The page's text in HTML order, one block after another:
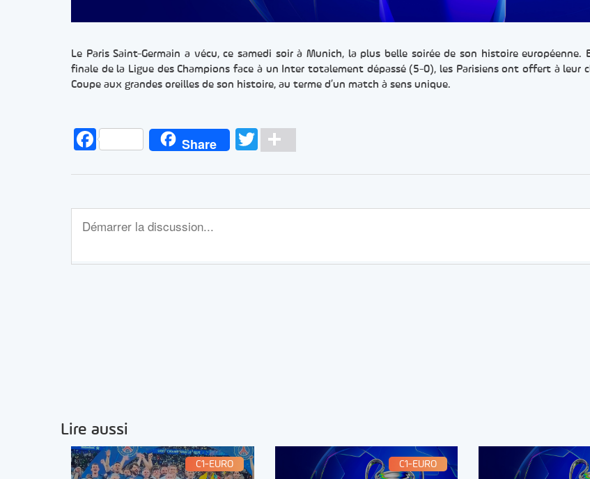
Le Paris Saint-Germain a vécu, ce samedi soir à Munich, la plus belle soirée de son histoire européenne.
finale de la Ligue des Champions face à un Inter totalement dépassé (5-0), les Parisiens ont offert à leur
Coupe aux grandes oreilles de son histoire, au terme d’un match à sens unique.
FacebookShare TwitterPartager
Lire aussi
C1-EURO C1-EURO